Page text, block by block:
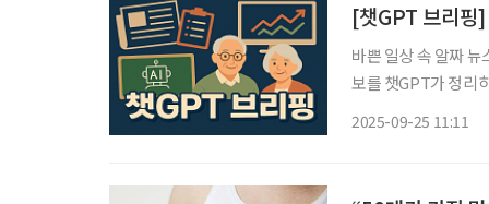
[챗GPT 브리핑
바쁜 일상 속 알짜
보를 챗GPT가 정리하고 편집
2025-09-25 11:11